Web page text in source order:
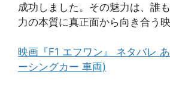
成功しました。その魅力は、誰
力の本質に真正面から向き合う
映画『F1 エフワン』 ネタバレ
ーシングカー 車両)